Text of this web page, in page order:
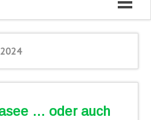
… oder auch